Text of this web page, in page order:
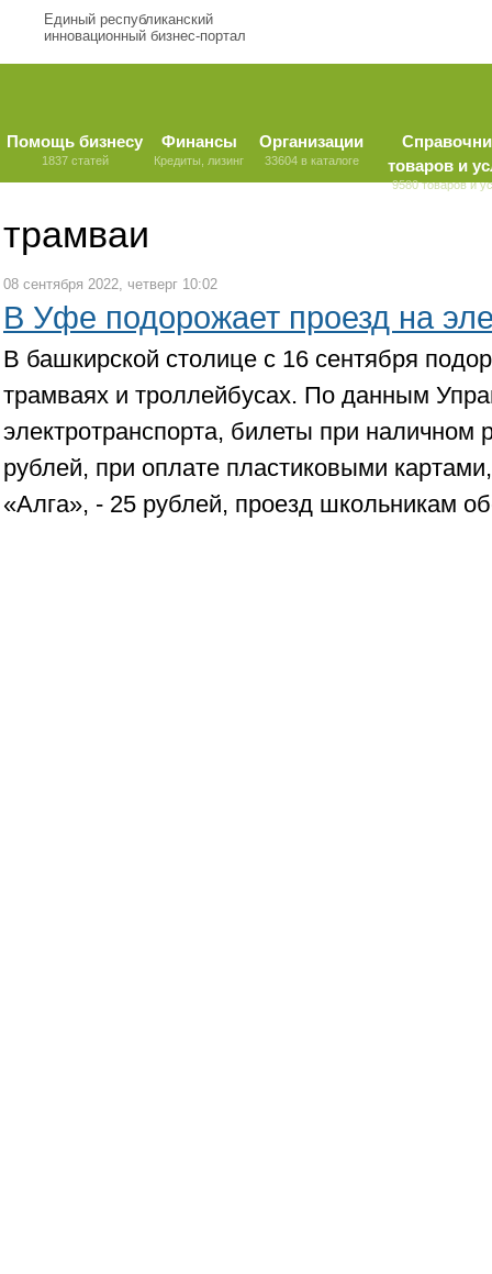
Единый республиканский
инновационный бизнес-портал
Помощь бизнесу
1837 статей
Финансы
Кредиты, лизинг
Организации
33604 в каталоге
товаров и
9580 товаров и
трамваи
08 сентября 2022, четверг 10:02
В Уфе подорожает проезд на
В башкирской столице с 16 сентября
трамваях и троллейбусах. По данным
электротранспорта, билеты при наличном
рублей, при оплате пластиковыми
«Алга», - 25 рублей, проезд школьникам